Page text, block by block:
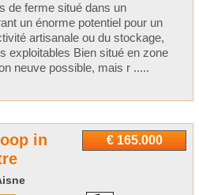
de ferme situé dans un
un énorme potentiel pour un
artisanale ou du stockage,
exploitables Bien situé en zone
neuve possible, mais r .....
€ 165.000
in